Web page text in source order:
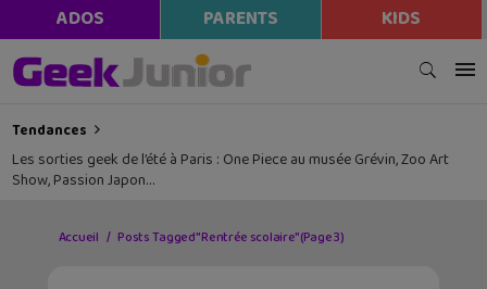
ADOS PARENTS KIDS
Tendances
Les sorties geek de l’été à Paris : One Piece au musée Grévin, Zoo Art
Show, Passion Japon…
Accueil Posts Tagged "Rentrée scolaire"(Page 3)